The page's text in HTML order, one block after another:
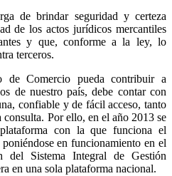
de brindar seguridad y certeza
de los actos jurídicos mercantiles
y que, conforme a la ley, lo
terceros.
de Comercio pueda contribuir a
de nuestro país, debe contar con
confiable y de fácil acceso, tanto
Por ello, en el año 2013 se
con la que funciona el
en funcionamiento en el
del Sistema Integral de Gestión
en una sola plataforma nacional.